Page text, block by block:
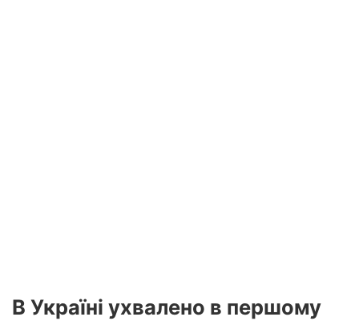
В Україні ухвалено в першому